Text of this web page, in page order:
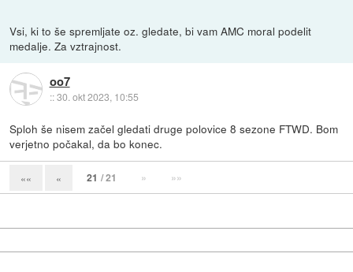
Vsi, ki to še spremljate oz. gledate, bi vam AMC moral podelit
medalje. Za vztrajnost.
oo7
::30. okt 2023, 10:55
Sploh še nisem začel gledati druge polovice 8 sezone FTWD. Bom
verjetno počakal, da bo konec.
«« « 21 / 21 » »»